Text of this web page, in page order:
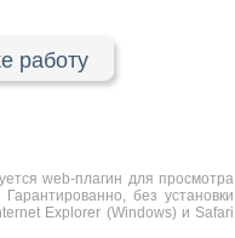
работу
web-плагин для просмотра
без установки
Explorer (Windows) и Safari